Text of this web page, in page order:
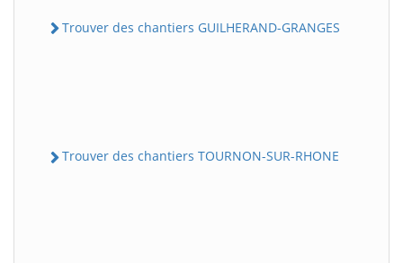
Trouver des chantiers GUILHERAND-GRANGES
Trouver des chantiers TOURNON-SUR-RHONE